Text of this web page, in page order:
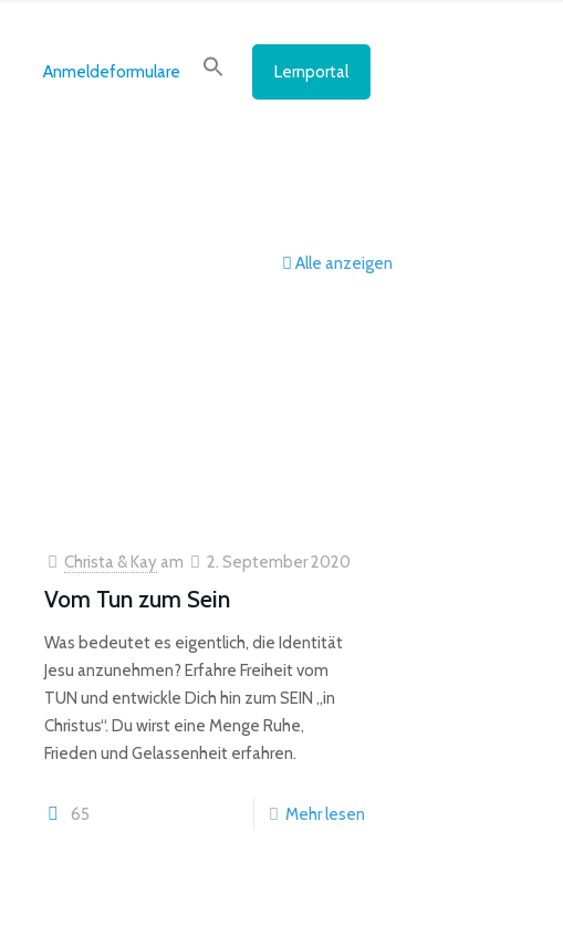
Anmeldeformulare Lernportal
Alle anzeigen
Christa & Kay am 2. September 2020
Vom Tun zum Sein
Was bedeutet es eigentlich, die Identität
Jesu anzunehmen? Erfahre Freiheit vom
TUN und entwickle Dich hin zum SEIN „in
Christus“. Du wirst eine Menge Ruhe,
Frieden und Gelassenheit erfahren.
65 Mehr lesen